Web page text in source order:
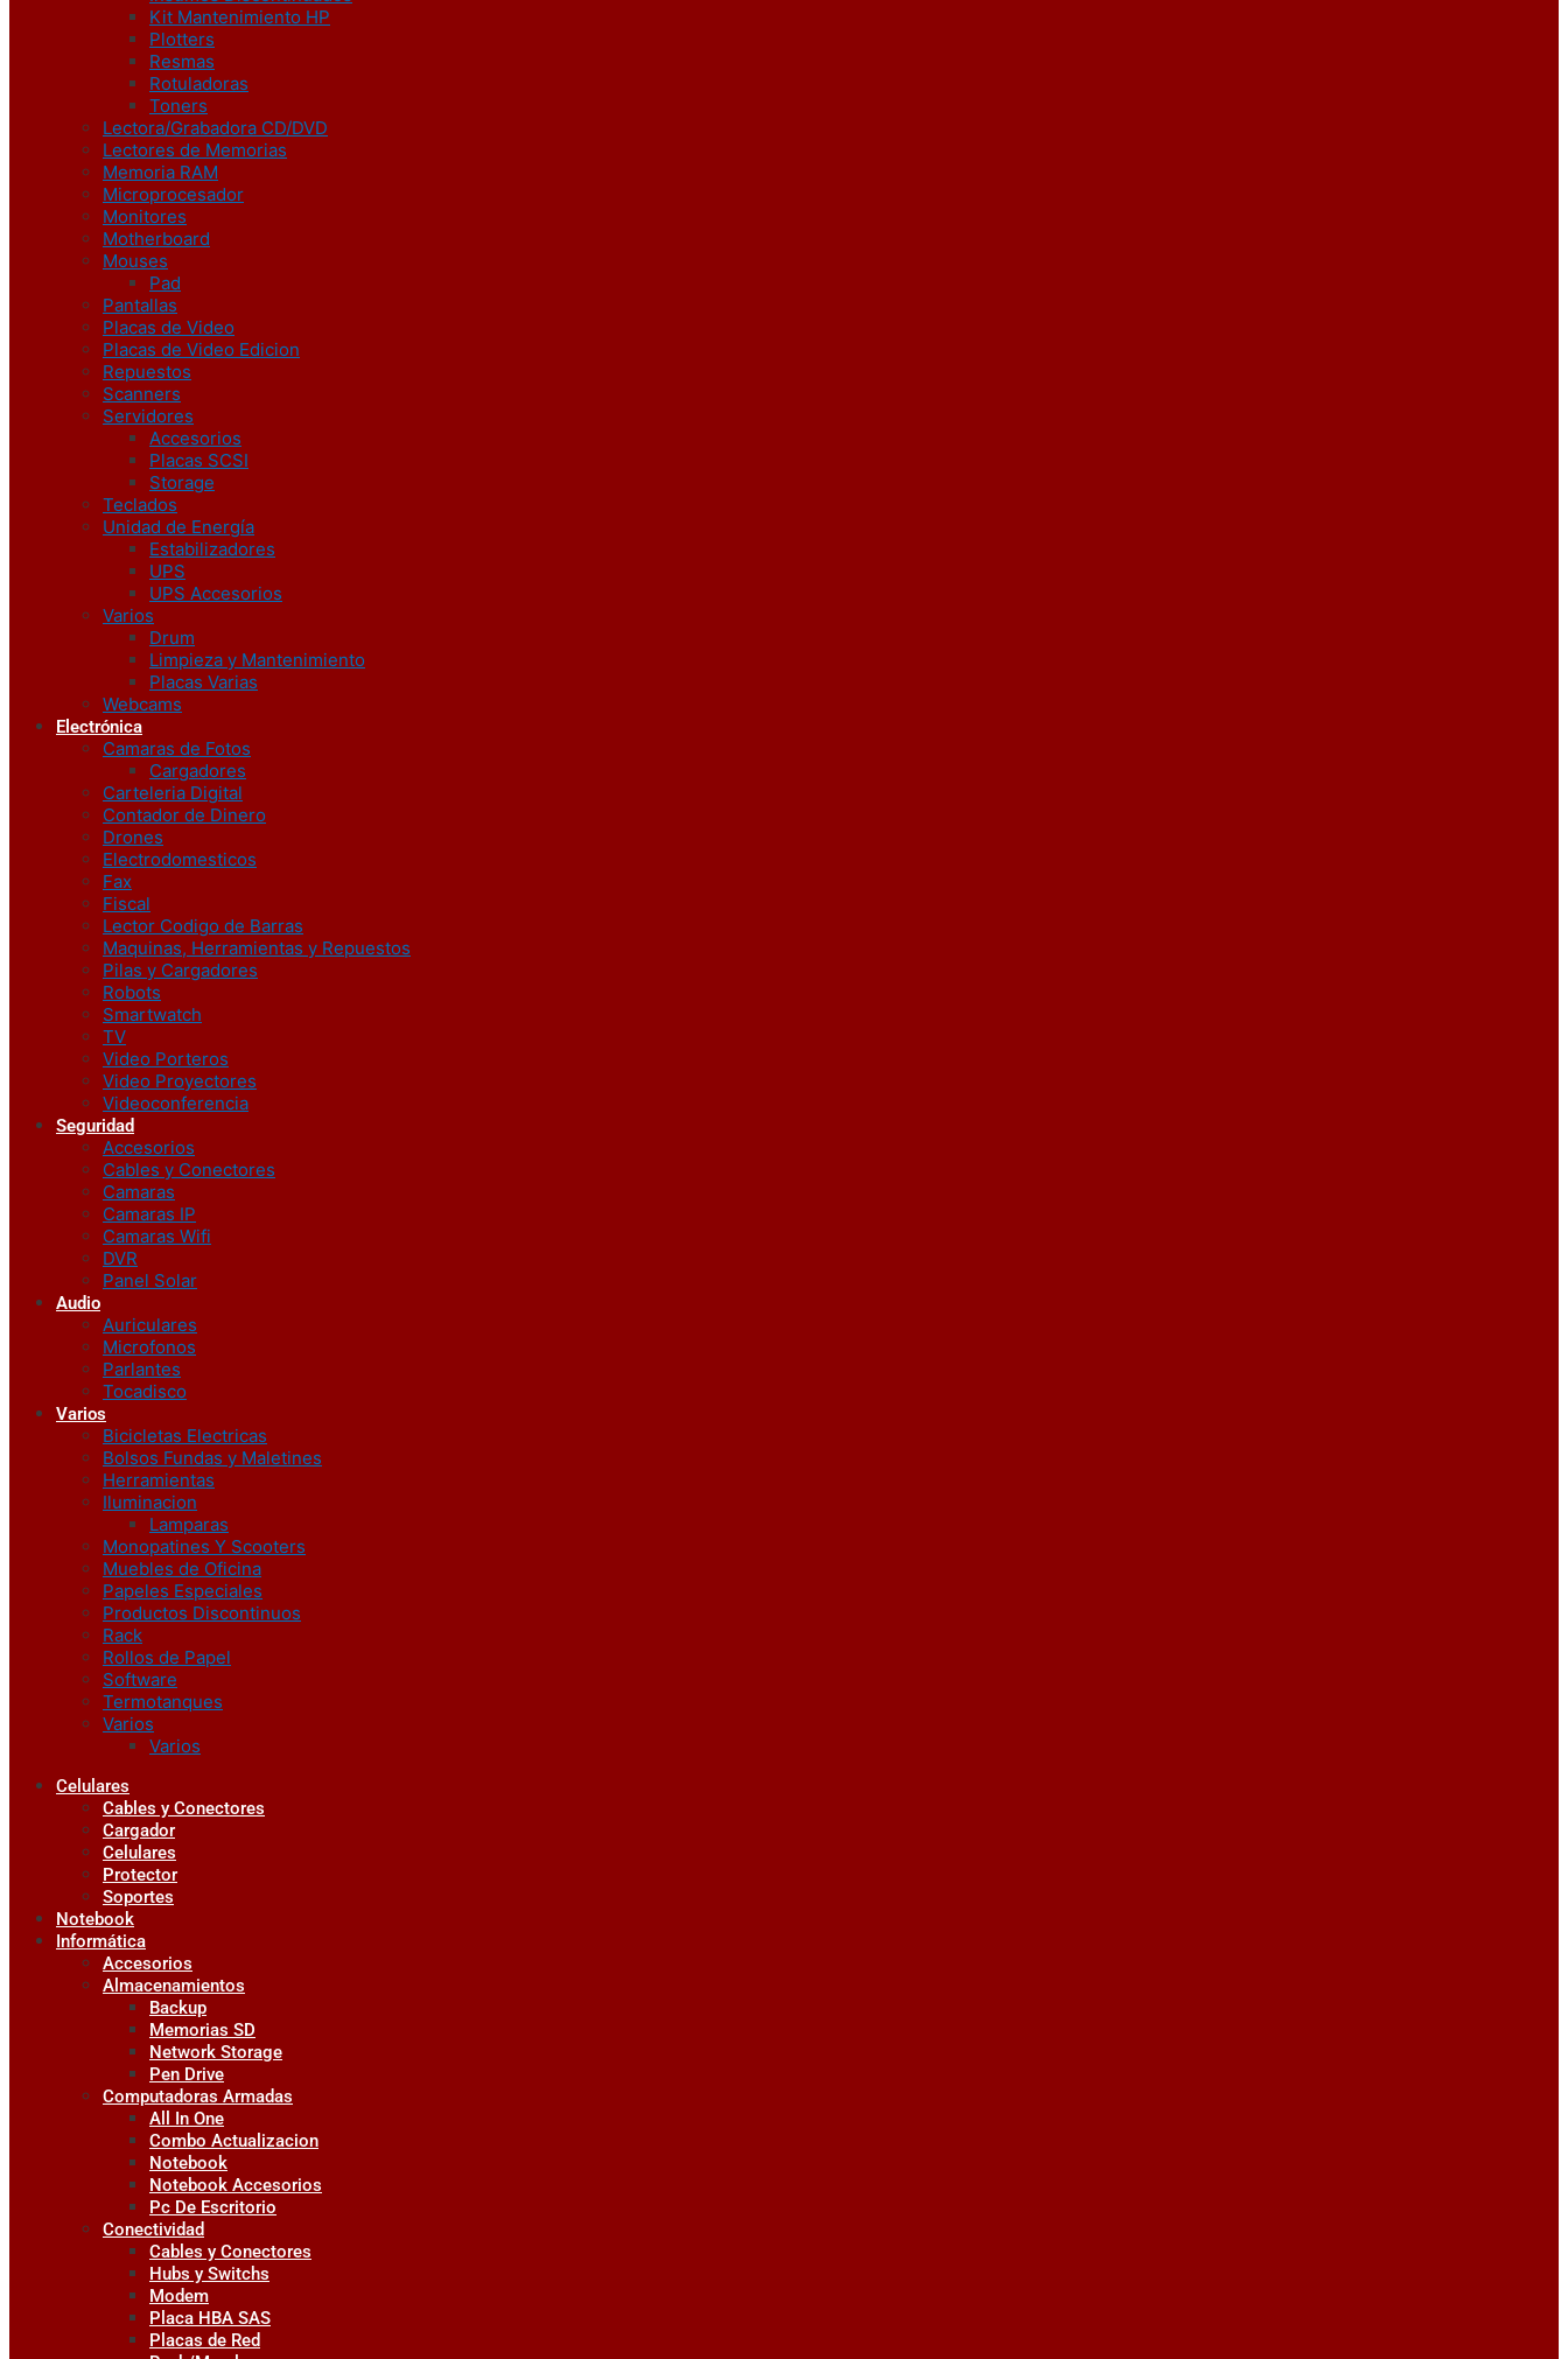
Kit Mantenimiento HP
Plotters
Resmas
Rotuladoras
Toners
Lectora/Grabadora CD/DVD
Lectores de Memorias
Memoria RAM
Microprocesador
Monitores
Motherboard
Mouses
Pad
Pantallas
Placas de Video
Placas de Video Edicion
Repuestos
Scanners
Servidores
Accesorios
Placas SCSI
Storage
Teclados
Unidad de Energía
Estabilizadores
UPS
UPS Accesorios
Varios
Drum
Limpieza y Mantenimiento
Placas Varias
Webcams
Electrónica
Camaras de Fotos
Cargadores
Carteleria Digital
Contador de Dinero
Drones
Electrodomesticos
Fax
Fiscal
Lector Codigo de Barras
Maquinas, Herramientas y Repuestos
Pilas y Cargadores
Robots
Smartwatch
TV
Video Porteros
Video Proyectores
Videoconferencia
Seguridad
Accesorios
Cables y Conectores
Camaras
Camaras IP
Camaras Wifi
DVR
Panel Solar
Audio
Auriculares
Microfonos
Parlantes
Tocadisco
Varios
Bicicletas Electricas
Bolsos Fundas y Maletines
Herramientas
Iluminacion
Lamparas
Monopatines Y Scooters
Muebles de Oficina
Papeles Especiales
Productos Discontinuos
Rack
Rollos de Papel
Software
Termotanques
Varios
Varios
Celulares
Cables y Conectores
Cargador
Celulares
Protector
Soportes
Notebook
Informática
Accesorios
Almacenamientos
Backup
Memorias SD
Network Storage
Pen Drive
Computadoras Armadas
All In One
Combo Actualizacion
Notebook
Notebook Accesorios
Pc De Escritorio
Conectividad
Cables y Conectores
Hubs y Switchs
Modem
Placa HBA SAS
Placas de Red